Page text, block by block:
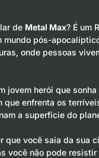
de Metal Max? É um
mundo pós-
onde pessoas
jovem herói que sonha
que enfrenta os
a superfície do
que você saia da sua
você não pode